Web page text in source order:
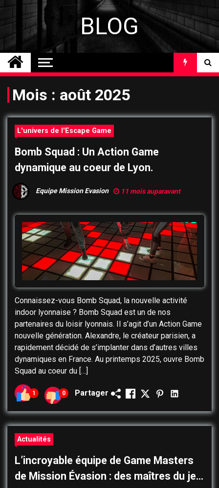
Skip
content
BLOG
Mois : août 2025
L'univers de l'Escape Game
Bomb Squad : Un Action Game
dynamique au coeur de Lyon.
Equipe Mission Evasion 11 mois auparavant
Connaissez-vous Bomb Squad, la nouvelle activité
indoor lyonnaise ? Bomb Squad est un de nos
partenaires du loisir lyonnais. Il s’agit d’un Action Game
nouvelle génération. Alexandre, le créateur parisien, a
rapidement décidé de s’implanter dans d’autres villes
dynamiques en France. Au printemps 2025, ouvre Bomb
Squad au coeur du […]
1 0 Partager
Actualités
L’incroyable équipe de Game Masters
de Mission Évasion : des maîtres du jeu